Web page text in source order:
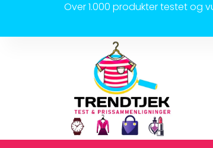
Over 1.000 produkter testet og